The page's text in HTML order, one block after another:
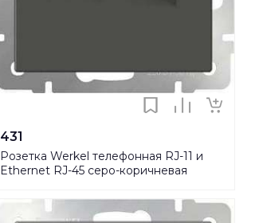
431
Розетка Werkel телефонная RJ-11 и
Ethernet RJ-45 серо-коричневая